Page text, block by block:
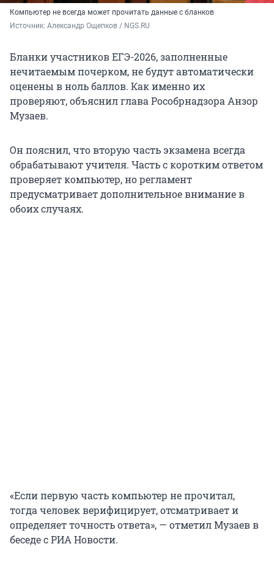
Компьютер не всегда может прочитать данные с бланков
Источник: Александр Ощепков / NGS.RU
Бланки участников ЕГЭ-2026, заполненные
нечитаемым почерком, не будут автоматически
оценены в ноль баллов. Как именно их
проверяют, объяснил глава Рособрнадзора Анзор
Музаев.
Он пояснил, что вторую часть экзамена всегда
обрабатывают учителя. Часть с коротким ответом
проверяет компьютер, но регламент
предусматривает дополнительное внимание в
обоих случаях.
«Если первую часть компьютер не прочитал,
тогда человек верифицирует, отсматривает и
определяет точность ответа», — отметил Музаев в
беседе с РИА Новости.